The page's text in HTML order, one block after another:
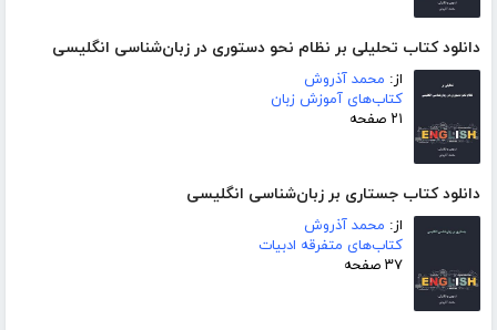
دانلود کتاب تحلیلی بر نظام نحو دستوری در زبان‌شناسی انگلیسی
از: محمد آذروش
کتاب‌های آموزش زبان
۲۱ صفحه
دانلود کتاب جستاری بر زبان‌شناسی انگلیسی
از: محمد آذروش
کتاب‌های متفرقه ادبیات
۳۷ صفحه